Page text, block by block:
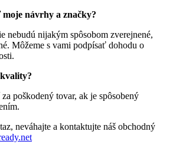
návrhy a značky?
nebudú nijakým spôsobom zverejnené,
Môžeme s vami podpísať dohodu o
poškodený tovar, ak je spôsobený
neváhajte a kontaktujte náš obchodný